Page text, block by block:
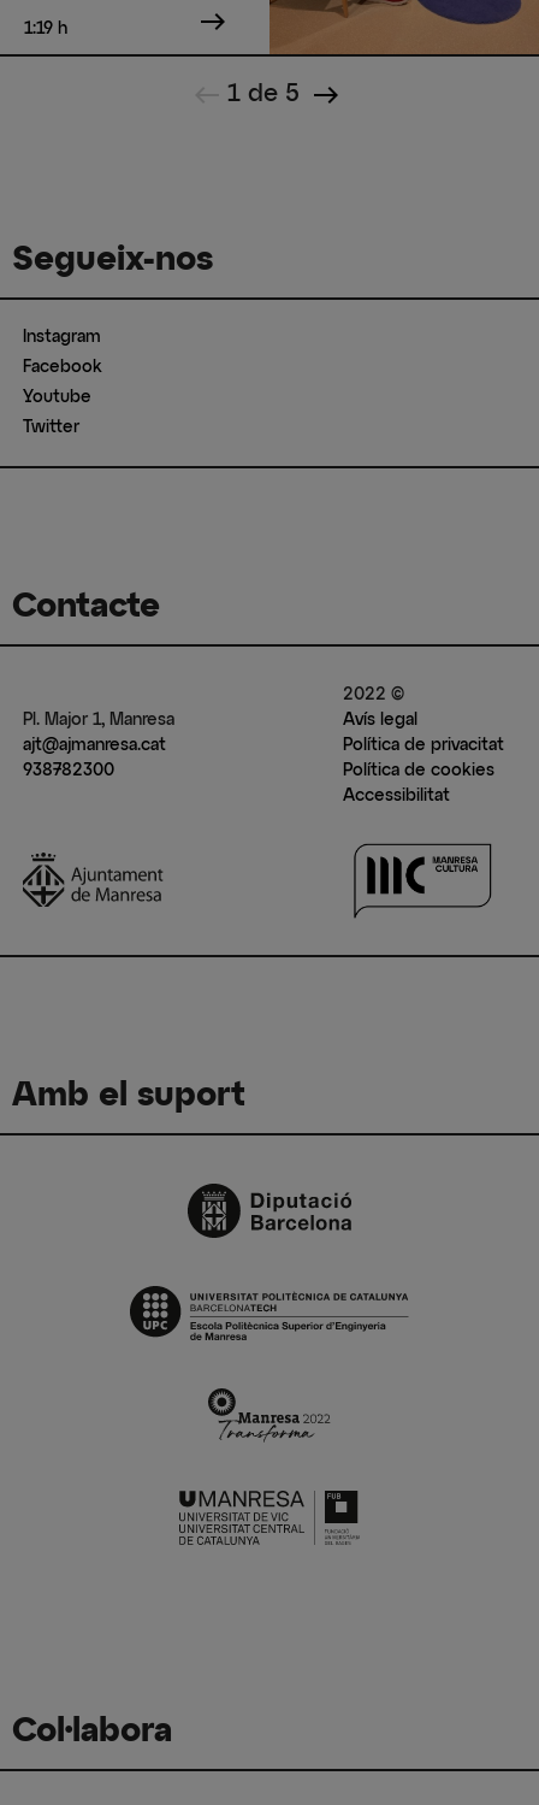
1:19 h east
1 de 5 east
Segueix-nos
Instagram
Facebook
Youtube
Twitter
Contacte
Pl. Major 1, Manresa
ajt@ajmanresa.cat
938782300
2022 ©
Avís legal
Política de privacitat
Política de cookies
Accessibilitat
Amb el suport
Col·labora